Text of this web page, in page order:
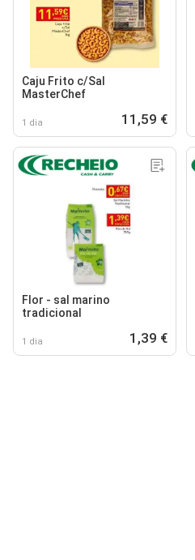
Caju Frito c/Sal
MasterChef
1 dia 11,59 €
Flor - sal marino
tradicional
1 dia 1,39 €